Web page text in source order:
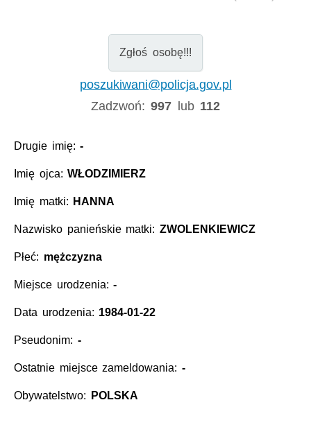
Zgłoś osobę!!!
poszukiwani@policja.gov.pl
Zadzwoń:997 lub 112
Drugie imię:-
Imię ojca:WŁODZIMIERZ
Imię matki: HANNA
Nazwisko panieńskie matki: ZWOLENKIEWICZ
Płeć: mężczyzna
Miejsce urodzenia:-
Data urodzenia: 1984-01-22
Pseudonim: -
Ostatnie miejsce zameldowania: -
Obywatelstwo: POLSKA